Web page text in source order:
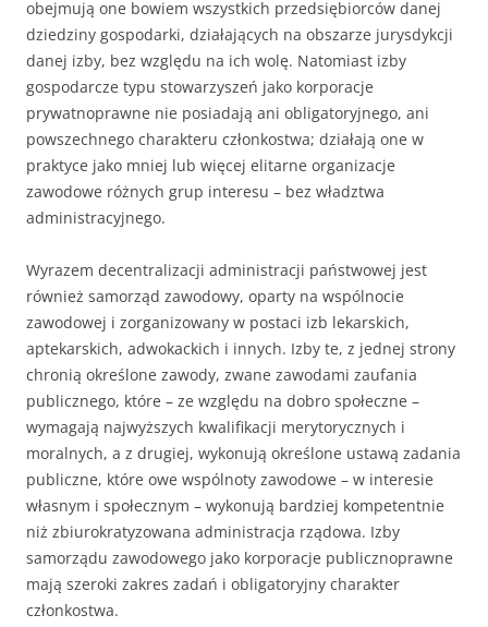
obejmują one bowiem wszystkich przedsiębiorców danej
dziedziny gospodarki, działających na obszarze jurysdykcji
danej izby, bez względu na ich wolę. Natomiast izby
gospodarcze typu stowarzyszeń jako korporacje
prywatnoprawne nie posiadają ani obligatoryjnego, ani
powszechnego charakteru członkostwa; działają one w
praktyce jako mniej lub więcej elitarne organizacje
zawodowe różnych grup interesu – bez władztwa
administracyjnego.
Wyrazem decentralizacji administracji państwowej jest
również samorząd zawodowy, oparty na wspólnocie
zawodowej i zorganizowany w postaci izb lekarskich,
aptekarskich, adwokackich i innych. Izby te, z jednej strony
chronią określone zawody, zwane zawodami zaufania
publicznego, które – ze względu na dobro społeczne –
wymagają najwyższych kwalifikacji merytorycznych i
moralnych, a z drugiej, wykonują określone ustawą zadania
publiczne, które owe wspólnoty zawodowe – w interesie
własnym i społecznym – wykonują bardziej kompetentnie
niż zbiurokratyzowana administracja rządowa. Izby
samorządu zawodowego jako korporacje publicznoprawne
mają szeroki zakres zadań i obligatoryjny charakter
członkostwa.